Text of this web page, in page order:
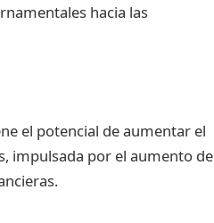
hacia las
el potencial de aumentar el
impulsada por el aumento de